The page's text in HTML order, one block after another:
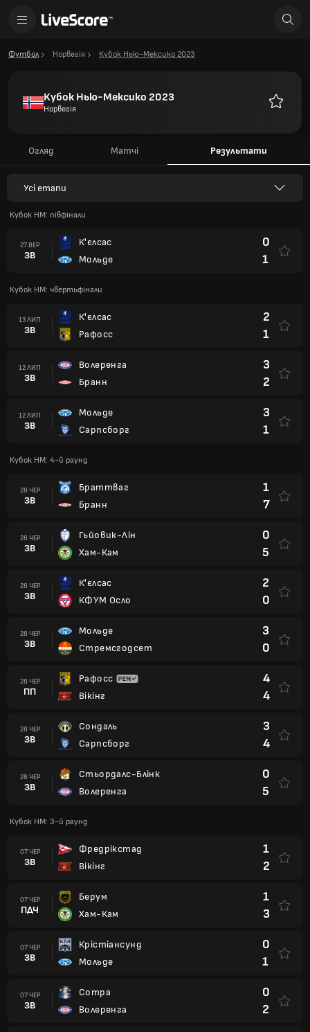
Футбол Норвегія Кубок Нью-Мексико 2023
Кубок Нью-Мексико 2023
Норвегія
Огляд Матчі Результати
Усі етапи
Кубок НМ: півфінали
27 ВЕР
ЗВ
К'єлсас
Мольде
0
1
Кубок НМ: чвертьфінали
13 ЛИП
ЗВ
К'єлсас
Рафосс
2
1
12 ЛИП
ЗВ
Волеренга
Бранн
3
2
12 ЛИП
ЗВ
Мольде
Сарпсборг
3
1
Кубок НМ: 4-й раунд
28 ЧЕР
ЗВ
Браттваг
Бранн
1
7
28 ЧЕР
ЗВ
Гьйовик-Лін
Хам-Кам
0
5
28 ЧЕР
ЗВ
К'єлсас
КФУМ Осло
2
0
28 ЧЕР
ЗВ
Мольде
Стремсгодсет
3
0
28 ЧЕР
ПП
Рафосс
Вікінг
4
4
28 ЧЕР
ЗВ
Сондаль
Сарпсборг
3
4
28 ЧЕР
ЗВ
Стьордалс-Блінк
Волеренга
0
5
Кубок НМ: 3-й раунд
07 ЧЕР
ЗВ
Фредрікстад
Вікінг
1
2
07 ЧЕР
ПДЧ
Берум
Хам-Кам
1
3
07 ЧЕР
ЗВ
Крістіансунд
Мольде
0
1
07 ЧЕР
ЗВ
Сотра
Волеренга
0
2